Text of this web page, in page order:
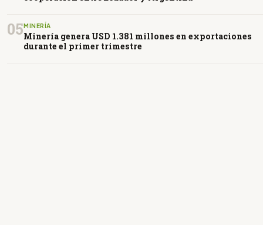
05 MINERÍA
Minería genera USD 1.381 millones en exportaciones
durante el primer trimestre